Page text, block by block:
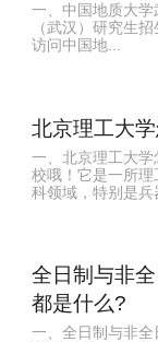
一、中国地质大
（武汉）研究生
访问中国地...
北京理工大
一、北京理工大
校哦！它是一所
科领域，特别是兵
全日制与非
都是什么?
一、全日制与非全